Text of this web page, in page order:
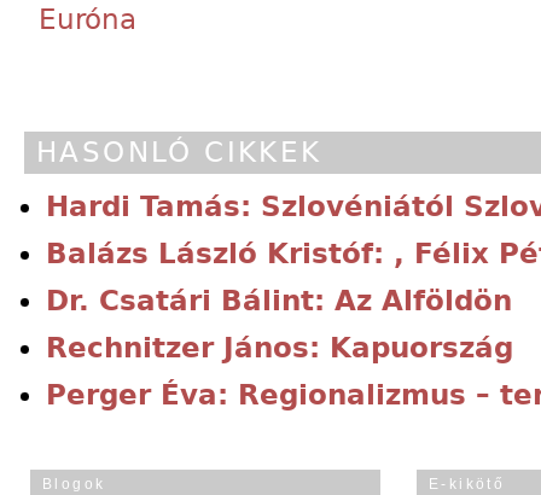
Euróna
HASONLÓ CIKKEK
Hardi Tamás: Szlovéniától
Balázs László Kristóf: , Félix
Dr. Csatári Bálint: Az Alföldön
Rechnitzer János: Kapuország
Perger Éva: Regionalizmus –
Blogok E-kikötő